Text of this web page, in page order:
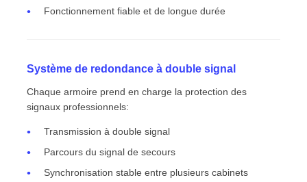
Fonctionnement fiable et de longue durée
Système de redondance à double signal
Chaque armoire prend en charge la protection des
signaux professionnels:
Transmission à double signal
Parcours du signal de secours
Synchronisation stable entre plusieurs cabinets